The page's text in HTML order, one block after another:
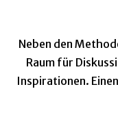
Neben den
Raum für
Inspirationen.